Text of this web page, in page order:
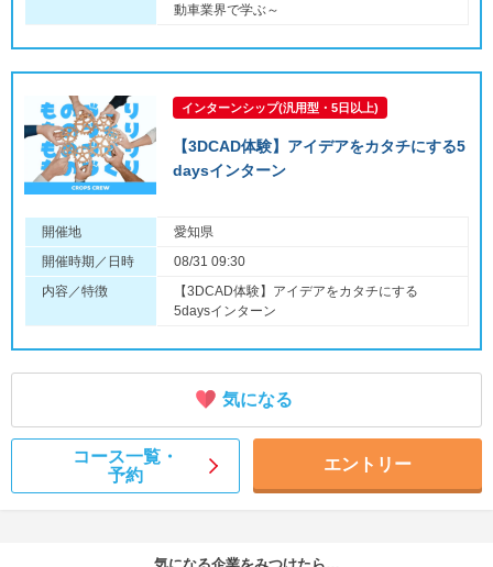
動車業界で学ぶ～
インターンシップ(汎用型・5日以上)
【3DCAD体験】アイデアをカタチにする5
daysインターン
開催地
愛知県
開催時期／日時
08/31 09:30
内容／特徴
【3DCAD体験】アイデアをカタチにする
5daysインターン
気になる
コース一覧・
予約
エントリー